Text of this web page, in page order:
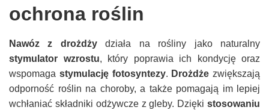
ochrona roślin
Nawóz z drożdżydziała na rośliny jako naturalny
stymulator wzrostu, który poprawia ich kondycję oraz
wspomaga stymulację fotosyntezy. Drożdże zwiększają
odporność roślin na choroby, a także pomagają im lepiej
wchłaniać składniki odżywcze z gleby. Dzięki stosowaniu